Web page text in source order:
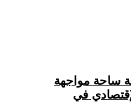
ساحة مواجهة
في